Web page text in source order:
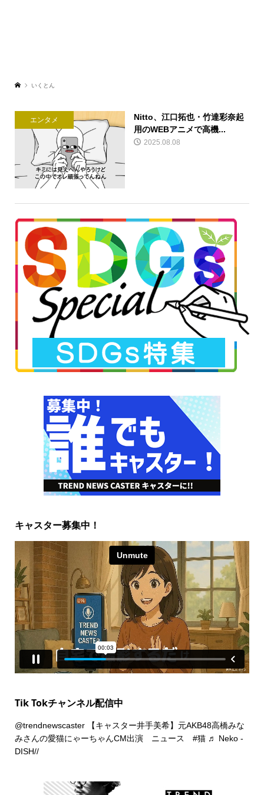
いくとん
エンタメ
Nitto、江口拓也・竹達彩奈起
用のWEBアニメで高機...
2025.08.08
キャスター募集中！
Tik Tokチャンネル配信中
@trendnewscaster【キャスター井手美希】元AKB48高橋みな
みさんの愛猫にゃーちゃんCM出演 ニュース #猫 ♬ Neko -
DISH//